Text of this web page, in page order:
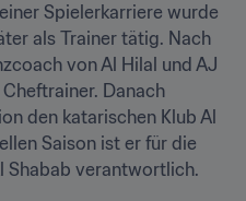
Spielerkarriere wurde
als Trainer tätig. Nach
von Al Hilal und AJ
Danach
den katarischen Klub Al
Saison ist er für die
Shabab verantwortlich.